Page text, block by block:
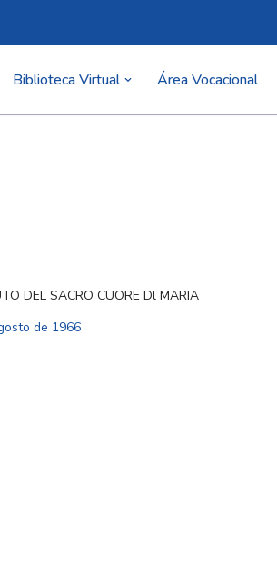
Biblioteca Virtual Área Vocacional
DEL SACRO CUORE Dl MARIA
de 1966